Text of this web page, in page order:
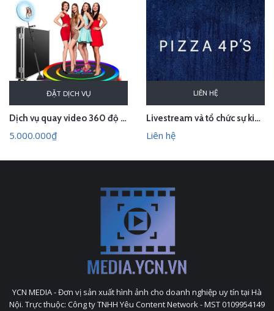
ĐẶT DỊCH VỤ
Dịch vụ quay video 360 độ sự kiện - Bục xoay check in photobooth
5.000.000₫
LIÊN HỆ
Livestream và tổ chức sự kiện cuộc thi nội bộ của Pizza 4P's
Liên hệ
YCN MEDIA - Đơn vị sản xuất hình ảnh cho doanh nghiệp uy tín tại Hà
Nội. Trực thuộc: Công ty TNHH Yêu Content Network - MST 0109954149